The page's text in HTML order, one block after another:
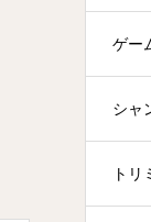
ゲー
シャ
トリ